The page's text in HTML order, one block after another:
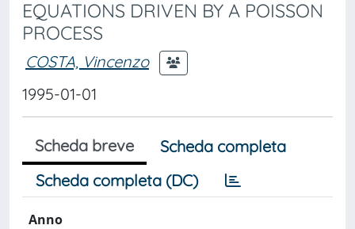
EQUATIONS DRIVEN BY A POISSON
PROCESS
COSTA, Vincenzo
1995-01-01
Scheda breve
Scheda completa
Scheda completa (DC)
Anno